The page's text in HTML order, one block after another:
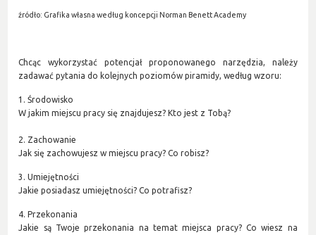
źródło: Grafika własna według koncepcji Norman Benett Academy
Chcąc wykorzystać potencjał proponowanego narzędzia, należy
zadawać pytania do kolejnych poziomów piramidy, według wzoru:
1. Środowisko
W jakim miejscu pracy się znajdujesz? Kto jest z Tobą?
2. Zachowanie
Jak się zachowujesz w miejscu pracy? Co robisz?
3. Umiejętności
Jakie posiadasz umiejętności? Co potrafisz?
4. Przekonania
Jakie są Twoje przekonania na temat miejsca pracy? Co wiesz na